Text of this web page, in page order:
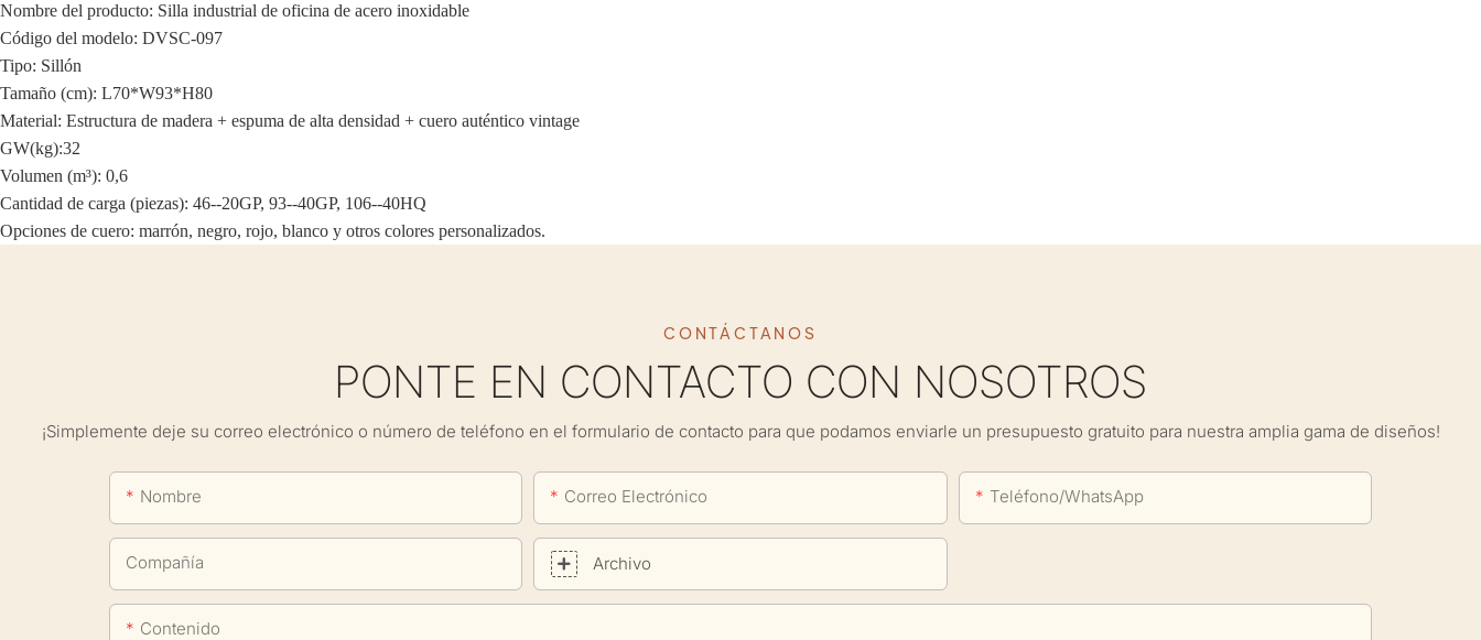
Nombre del producto: Silla industrial de oficina de acero inoxidable
Código del modelo: DVSC-097
Tipo: Sillón
Tamaño (cm): L70*W93*H80
Material: Estructura de madera + espuma de alta densidad + cuero auténtico vintage
GW(kg):32
Volumen (m³): 0,6
Cantidad de carga (piezas): 46--20GP, 93--40GP, 106--40HQ
Opciones de cuero: marrón, negro, rojo, blanco y otros colores personalizados.
CONTÁCTANOS
PONTE EN CONTACTO CON NOSOTROS
¡Simplemente deje su correo electrónico o número de teléfono en el formulario de contacto para que podamos enviarle un presupuesto gratuito para nuestra amplia gama de diseños!
Nombre Correo Electrónico Teléfono/WhatsApp
Compañía Archivo
Contenido